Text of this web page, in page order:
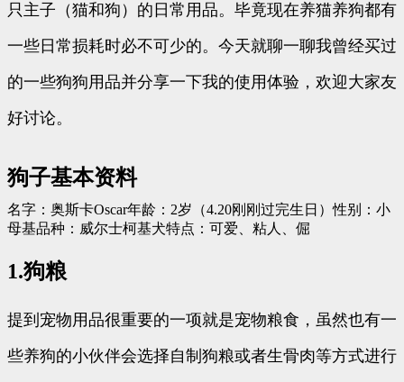
只主子（猫和狗）的日常用品。毕竟现在养猫养狗都有
一些日常损耗时必不可少的。今天就聊一聊我曾经买过
的一些狗狗用品并分享一下我的使用体验，欢迎大家友
好讨论。
狗子基本资料
名字：奥斯卡Oscar年龄：2岁（4.20刚刚过完生日）性别：小
母基品种：威尔士柯基犬特点：可爱、粘人、倔
1.狗粮
提到宠物用品很重要的一项就是宠物粮食，虽然也有一
些养狗的小伙伴会选择自制狗粮或者生骨肉等方式进行